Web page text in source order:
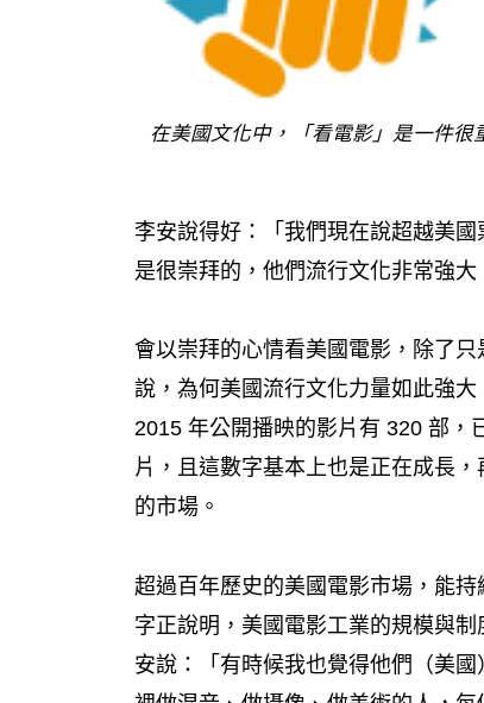
在美國文化中，「看電影」是一件
李安說得好：「我們現在說超越美
是很崇拜的，他們流行文化非常強大
會以崇拜的心情看美國電影，除了
說，為何美國流行文化力量如此強
2015 年公開播映的影片有 320 部，
片，且這數字基本上也是正在成長
的市場。
超過百年歷史的美國電影市場，能
字正說明，美國電影工業的規模與
安說：「有時候我也覺得他們（美